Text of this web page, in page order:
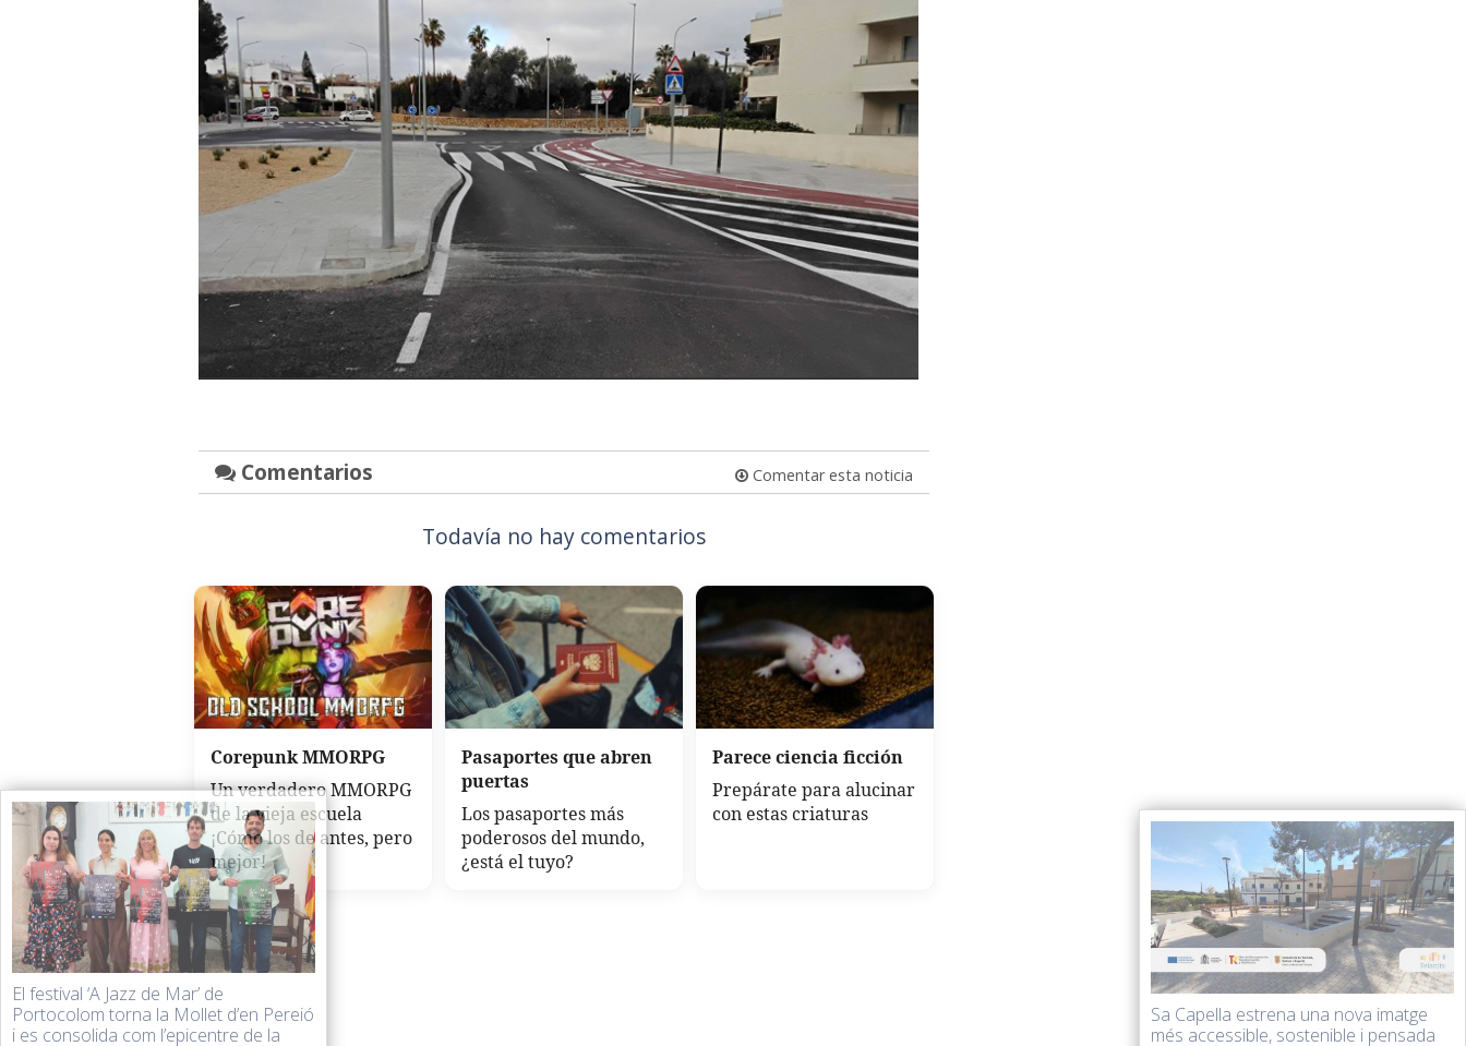
Comentarios Comentar esta noticia
Todavía no hay comentarios
Corepunk MMORPG
Un verdadero MMORPG
de la vieja escuela
¡Cómo los de antes, pero
mejor!
Pasaportes que abren
puertas
Los pasaportes más
poderosos del mundo,
¿está el tuyo?
Parece ciencia ficción
Prepárate para alucinar
con estas criaturas
El festival ‘A Jazz de Mar’ de
Portocolom torna la Mollet d’en Pereió
i es consolida com l’epicentre de la
Sa Capella estrena una nova imatge
més accessible, sostenible i pensada